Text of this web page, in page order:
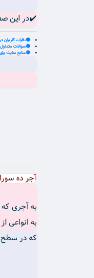
✔️در این
🟡نظرات کاربران
🟢سوالات متداول
🟣منابع سایت
آجر ده
به انواعی
که در سطح